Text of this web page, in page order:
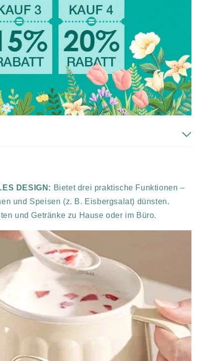
DESIGN: Bietet drei praktische Funktionen –
und Speisen (z. B. Eisbergsalat) dünsten.
und Getränke zu Hause oder im Büro.